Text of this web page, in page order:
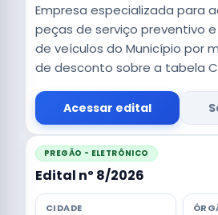
Empresa especializada para
peças de serviço preventivo
de veículos do Município por
de desconto sobre a tabela
Acessar edital
PREGÃO - ELETRÔNICO
Edital nº 8/2026
CIDADE